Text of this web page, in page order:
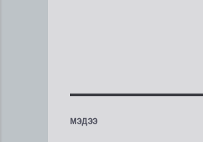
МЭДЭЭ